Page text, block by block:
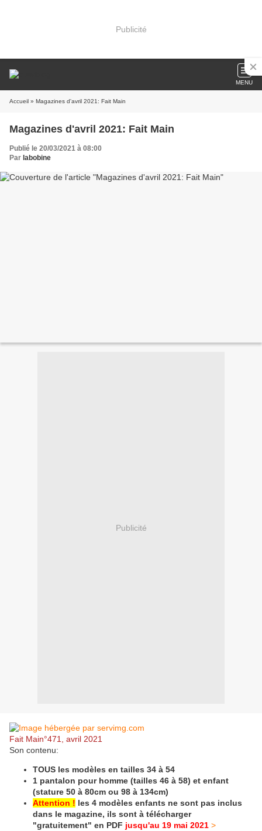
Publicité
MENU
Accueil » Magazines d'avril 2021: Fait Main
Magazines d'avril 2021: Fait Main
Publié le 20/03/2021 à 08:00
Par labobine
Publicité
Fait Main°471, avril 2021
Son contenu:
TOUS les modèles en tailles 34 à 54
1 pantalon pour homme (tailles 46 à 58) et enfant
(stature 50 à 80cm ou 98 à 134cm)
Attention ! les 4 modèles enfants ne sont pas inclus
dans le magazine, ils sont à télécharger
"gratuitement" en PDF jusqu'au 19 mai 2021 >